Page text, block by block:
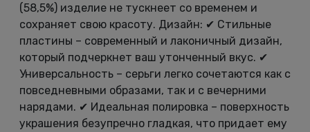
(58,5%) изделие не тускнеет со временем и
сохраняет свою красоту. Дизайн: ✔ Стильные
пластины – современный и лаконичный дизайн,
который подчеркнет ваш утонченный вкус. ✔
Универсальность – серьги легко сочетаются как с
повседневными образами, так и с вечерними
нарядами. ✔ Идеальная полировка – поверхность
украшения безупречно гладкая, что придает ему